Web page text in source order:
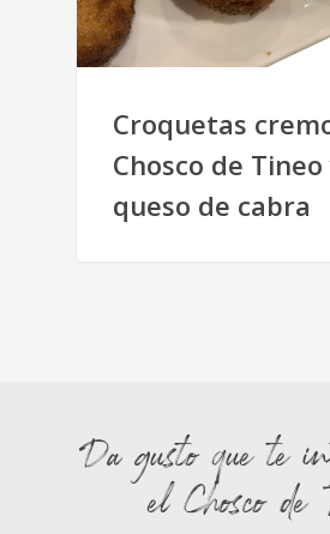
Croquetas
Chosco de Tineo
queso de cabra
Da gusto que te
el Chosco de